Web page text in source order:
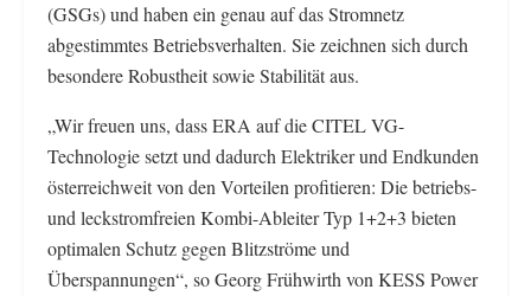
(GSGs) und haben ein genau auf das Stromnetz
abgestimmtes Betriebsverhalten. Sie zeichnen sich durch
besondere Robustheit sowie Stabilität aus.
„Wir freuen uns, dass ERA auf die CITEL VG-
Technologie setzt und dadurch Elektriker und Endkunden
österreichweit von den Vorteilen profitieren: Die betriebs-
und leckstromfreien Kombi-Ableiter Typ 1+2+3 bieten
optimalen Schutz gegen Blitzströme und
Überspannungen“, so Georg Frühwirth von KESS Power